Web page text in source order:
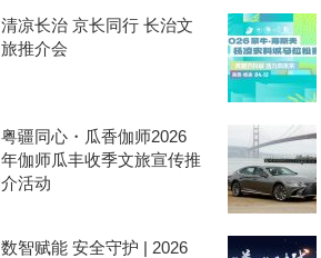
清凉长治 京长同行 长治文
旅推介会
粤疆同心・瓜香伽师2026
年伽师瓜丰收季文旅宣传推
介活动
数智赋能 安全守护 | 2026